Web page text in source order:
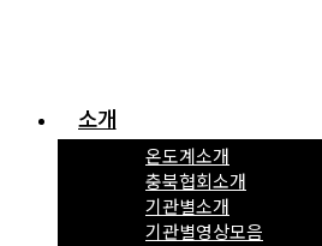
소개
온도계소개
충북협회소개
기관별소개
기관별영상모음